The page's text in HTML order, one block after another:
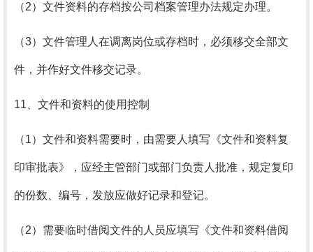
（2） 文件资料的存档按公司档案管理办法规定办理。
（3） 文件管理人在调离岗位或存档时，必须移交全部文
件，并作好文件移交记录。
11、文件和资料的使用控制
（1） 文件和资料需要时，由需要人填写《文件和资料复
印审批表》，应经主管部门或部门负责人批准，规定复印
的份数、编号，发放应做好记录和登记。
（2） 需要临时借阅文件的人员应填写《文件和资料借阅